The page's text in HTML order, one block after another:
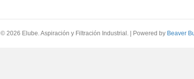
© 2026 Elube. Aspiración y Filtración Industrial. Powered by Beaver